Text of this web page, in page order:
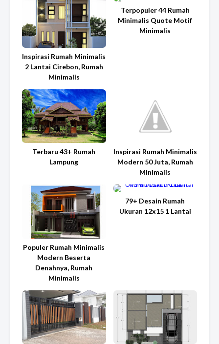
Inspirasi Rumah Minimalis
2 Lantai Cirebon, Rumah
Minimalis
Terpopuler 44 Rumah
Minimalis Quote Motif
Minimalis
Terbaru 43+ Rumah
Lampung
Inspirasi Rumah Minimalis
Modern 50 Juta, Rumah
Minimalis
Populer Rumah Minimalis
Modern Beserta
Denahnya, Rumah
Minimalis
79+ Desain Rumah
Ukuran 12x15 1 Lantai